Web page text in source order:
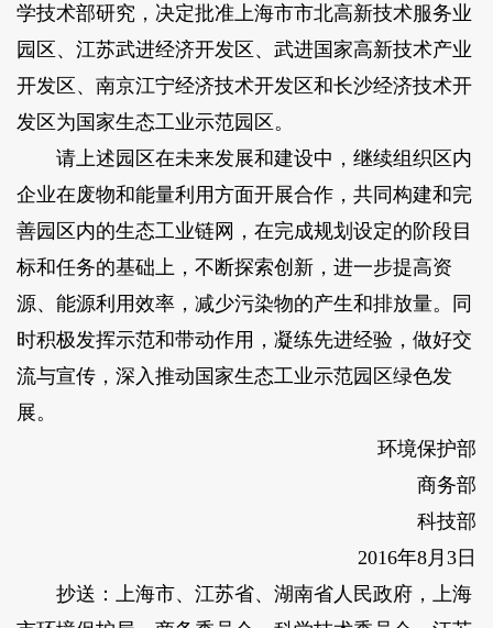
学技术部研究，决定批准上海市市北高新技术服务业
园区、江苏武进经济开发区、武进国家高新技术产业
开发区、南京江宁经济技术开发区和长沙经济技术开
发区为国家生态工业示范园区。
请上述园区在未来发展和建设中，继续组织区内
企业在废物和能量利用方面开展合作，共同构建和完
善园区内的生态工业链网，在完成规划设定的阶段目
标和任务的基础上，不断探索创新，进一步提高资
源、能源利用效率，减少污染物的产生和排放量。同
时积极发挥示范和带动作用，凝练先进经验，做好交
流与宣传，深入推动国家生态工业示范园区绿色发
展。
环境保护部
商务部
科技部
2016年8月3日
抄送：上海市、江苏省、湖南省人民政府，上海